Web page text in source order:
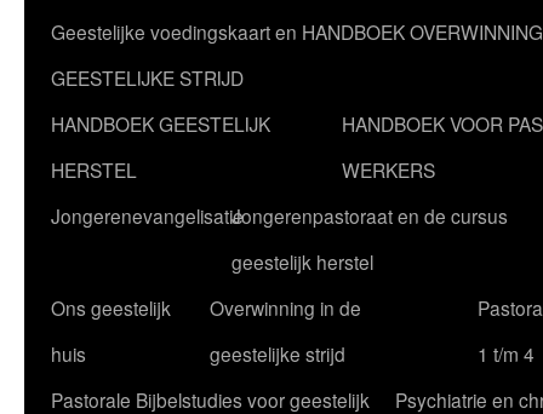
Geestelijke voedingskaart en HANDBOEK
GEESTELIJKE STRIJD
HANDBOEK GEESTELIJK
HERSTEL
HANDBOEK VOOR
WERKERS
JongerenevangelisatieJongerenpastoraat en de cursus
geestelijk herstel
Ons geestelijk
huis
Overwinning in de
geestelijke strijd
1 t/m 4
Pastorale Bijbelstudies voor geestelijk
Psychiatrie en